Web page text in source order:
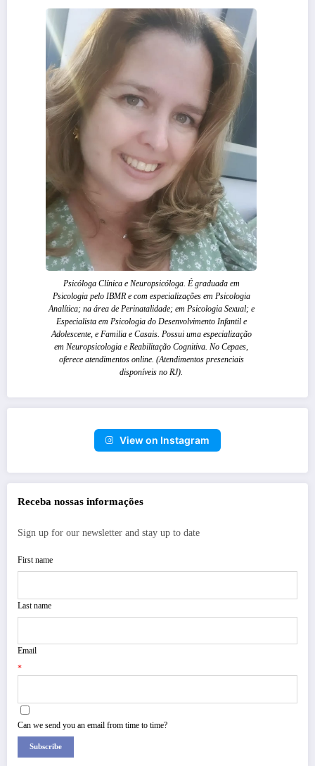
Psicóloga Clínica e Neuropsicóloga. É graduada em
Psicologia pelo IBMR e com especializações em Psicologia
Analítica; na área de Perinatalidade; em Psicologia Sexual; e
Especialista em Psicologia do Desenvolvimento Infantil e
Adolescente, e Familia e Casais. Possui uma especialização
em Neuropsicologia e Reabilitação Cognitiva. No Cepaes,
oferece atendimentos online. (Atendimentos presenciais
disponíveis no RJ).
View on Instagram
Receba nossas informações
Sign up for our newsletter and stay up to date
First name
Last name
Email
*
Can we send you an email from time to time?
Subscribe